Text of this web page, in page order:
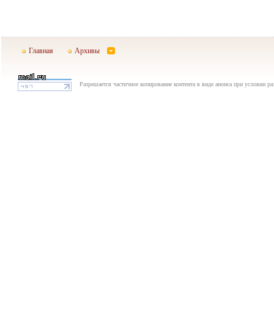
Главная Архивы
Разрешается частичное копирование контента в виде анонса при условии